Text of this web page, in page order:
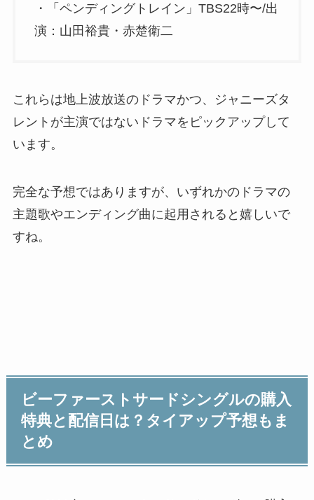
・「ペンディングトレイン」TBS22時〜/出
演：山田裕貴・赤楚衛二
これらは地上波放送のドラマかつ、ジャニーズタ
レントが主演ではないドラマをピックアップして
います。
完全な予想ではありますが、いずれかのドラマの
主題歌やエンディング曲に起用されると嬉しいで
すね。
ビーファーストサードシングルの購入
特典と配信日は？タイアップ予想もま
とめ